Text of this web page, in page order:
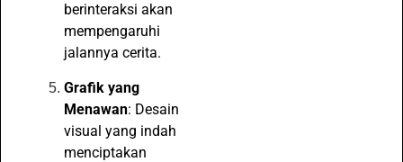
berinteraksi akan
mempengaruhi
jalannya cerita.
Grafik yang
Menawan: Desain
visual yang indah
menciptakan